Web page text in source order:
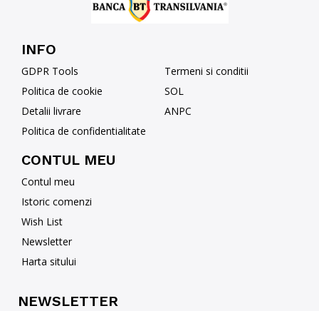
INFO
GDPR Tools
Politica de cookie
Detalii livrare
Politica de confidentialitate
Termeni si conditii
SOL
ANPC
CONTUL MEU
Contul meu
Istoric comenzi
Wish List
Newsletter
Harta sitului
NEWSLETTER